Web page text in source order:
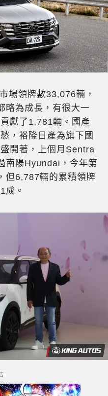
場領牌數33,076輛，
略為成長，有很大一
獻了1,781輛。國產
，裕隆日產為旗下國
開著，上個月Sentra
南陽Hyundai，今年第
但6,787輛的累積領牌
成。